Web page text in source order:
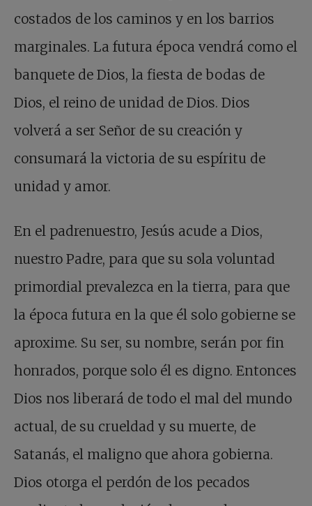
costados de los caminos y en los barrios
marginales. La futura época vendrá como el
banquete de Dios, la fiesta de bodas de
Dios, el reino de unidad de Dios. Dios
volverá a ser Señor de su creación y
consumará la victoria de su espíritu de
unidad y amor.
En el padrenuestro, Jesús acude a Dios,
nuestro Padre, para que su sola voluntad
primordial prevalezca en la tierra, para que
la época futura en la que él solo gobierne se
aproxime. Su ser, su nombre, serán por fin
honrados, porque solo él es digno. Entonces
Dios nos liberará de todo el mal del mundo
actual, de su crueldad y su muerte, de
Satanás, el maligno que ahora gobierna.
Dios otorga el perdón de los pecados